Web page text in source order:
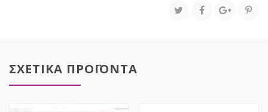
ποσότητα
ΣΧΕΤΙΚΑ ΠΡΟΪΟΝΤΑ